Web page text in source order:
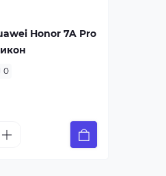
Honor 7A Pro
0